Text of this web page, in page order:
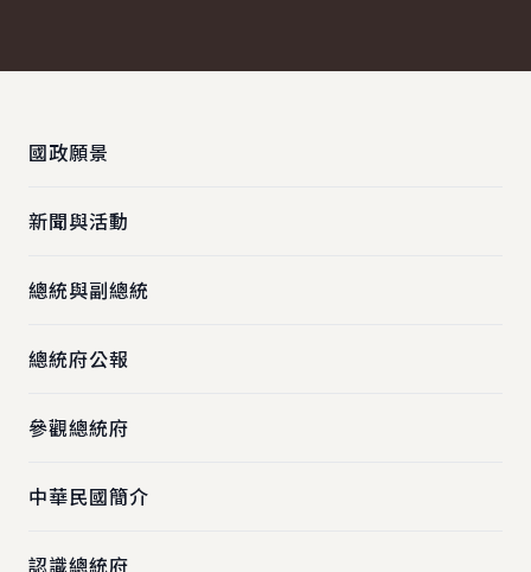
國政願景
新聞與活動
總統與副總統
總統府公報
參觀總統府
中華民國簡介
認識總統府